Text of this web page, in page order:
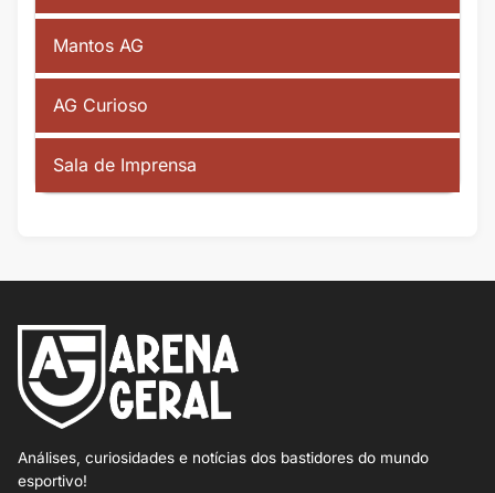
Mantos AG
AG Curioso
Sala de Imprensa
Análises, curiosidades e notícias dos bastidores do mundo
esportivo!